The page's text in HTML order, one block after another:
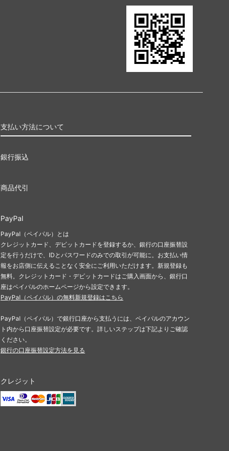
支払い方法について
銀行振込
商品代引
PayPal
PayPal（ペイパル）とは
クレジットカード、デビットカードを登録するか、銀行の口座振替設
定を行うだけで、IDとパスワードのみでの取引が可能に。お支払い情
報をお店側に伝えることなく安全にご利用いただけます。新規登録も
無料。クレジットカード・デビットカードはご購入画面から、銀行口
座はペイパルのホームページから設定できます。
PayPal（ペイパル）の無料新規登録はこちら
PayPal（ペイパル）で銀行口座から支払うには、ペイパルのアカウン
ト内から口座振替設定が必要です。詳しいステップは下記よりご確認
ください。
銀行の口座振替設定方法を見る
クレジット